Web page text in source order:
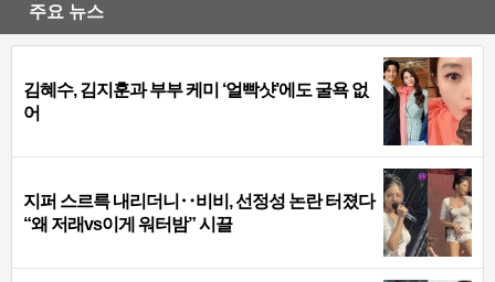
주요 뉴스
김혜수, 김지훈과 부부 케미 ‘얼빡샷’에도 굴욕 없
어
지퍼 스르륵 내리더니‥비비, 선정성 논란 터졌다
“왜 저래vs이게 워터밤” 시끌